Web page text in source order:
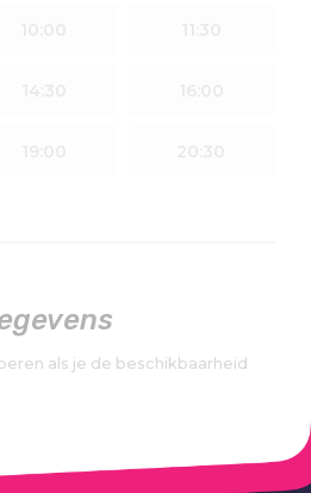
als je de beschikbaarheid